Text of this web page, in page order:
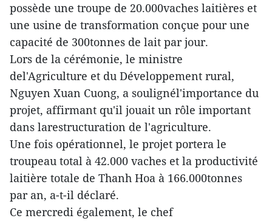
possède une troupe de 20.000vaches laitières et
une usine de transformation conçue pour une
capacité de 300tonnes de lait par jour.
Lors de la cérémonie, le ministre
del'Agriculture et du Développement rural,
Nguyen Xuan Cuong, a soulignél'importance du
projet, affirmant qu'il jouait un rôle important
dans larestructuration de l'agriculture.
Une fois opérationnel, le projet portera le
troupeau total à 42.000 vaches et la productivité
laitière totale de Thanh Hoa à 166.000tonnes
par an, a-t-il déclaré.
Ce mercredi également, le chef